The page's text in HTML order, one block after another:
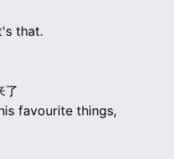
that.
了
favourite things,